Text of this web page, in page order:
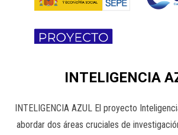
INTELIGENCIA
INTELIGENCIA AZUL El proyecto
abordar dos áreas cruciales de